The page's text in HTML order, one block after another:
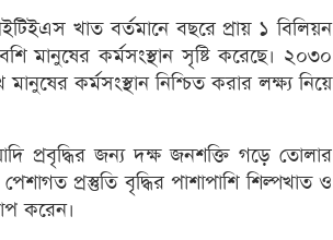
খাত বর্তমানে বছরে প্রায় ১ বিলিয়ন
মানুষের কর্মসংস্থান সৃষ্টি করেছে। ২০৩০
কর্মসংস্থান নিশ্চিত করার লক্ষ্য নিয়ে
প্রবৃদ্ধির জন্য দক্ষ জনশক্তি গড়ে তোলার
প্রস্তুতি বৃদ্ধির পাশাপাশি শিল্পখাত ও
করেন।